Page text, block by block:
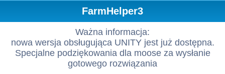
FarmHelper3
Ważna informacja:
nowa wersja obsługująca UNITY jest już dostępna.
Specjalne podziękowania dla moose za wysłanie
gotowego rozwiązania